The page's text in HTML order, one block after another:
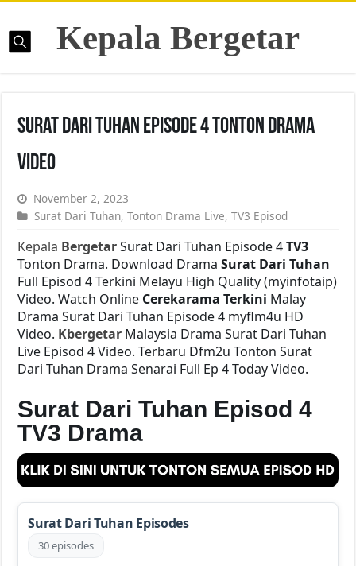
Kepala Bergetar
Surat Dari Tuhan Episode 4 Tonton Drama
Video
November 2, 2023
Surat Dari Tuhan,Tonton Drama Live,TV3 Episod
Kepala BergetarSurat Dari Tuhan Episode 4TV3
Tonton Drama. Download DramaSurat Dari Tuhan
Full Episod 4 Terkini Melayu High Quality (myinfotaip)
Video. Watch Online Cerekarama Terkini Malay
Drama Surat Dari Tuhan Episode 4 myflm4u HD
Video. Kbergetar Malaysia Drama Surat Dari Tuhan
Live Episod 4 Video. Terbaru Dfm2u Tonton Surat
Dari Tuhan Drama Senarai Full Ep 4 Today Video.
Surat Dari Tuhan Episod 4
TV3 Drama
Surat Dari Tuhan Episodes
30 episodes